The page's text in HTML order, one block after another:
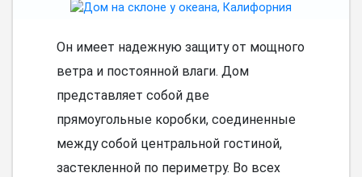
Он имеет надежную защиту от мощного
ветра и постоянной влаги. Дом
представляет собой две
прямоугольные коробки, соединенные
между собой центральной гостиной,
застекленной по периметру. Во всех